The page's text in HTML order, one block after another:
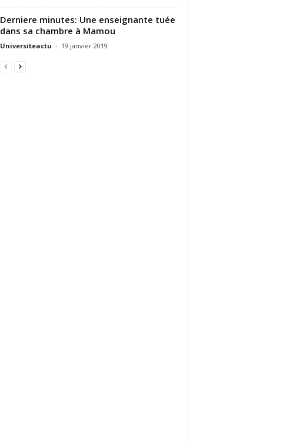
Derniere minutes: Une enseignante tuée
dans sa chambre à Mamou
Universiteactu - 19 janvier 2019